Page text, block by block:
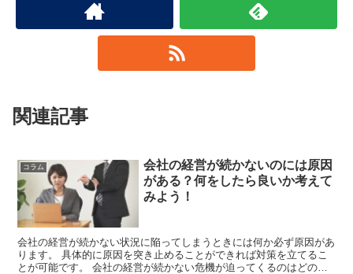
関連記事
コラム
会社の経営が続かないのには原因
がある？何をしたら良いか考えて
みよう！
会社の経営が続かない状況に陥ってしまうときには何か必ず原因があ
ります。 具体的に原因を突き止めることができれば対策を立てるこ
とが可能です。 会社の経営が続かない危機が迫ってくるのはどのよ